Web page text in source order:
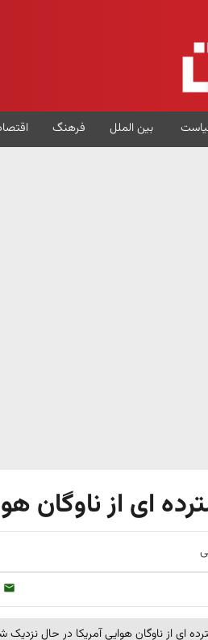
بین الملل فرهنگ
ای از ناوگان
ای از ناوگان هوایی آمریکا در حال